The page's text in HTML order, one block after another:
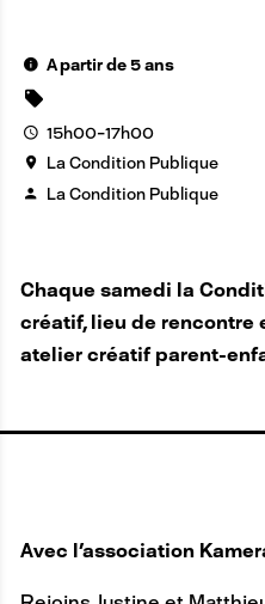
A partir de 5 ans
15h00-17h00
La Condition Publique
La Condition Publique
Chaque samedi la
créatif, lieu de rencontre
atelier créatif parent-
Avec l'association